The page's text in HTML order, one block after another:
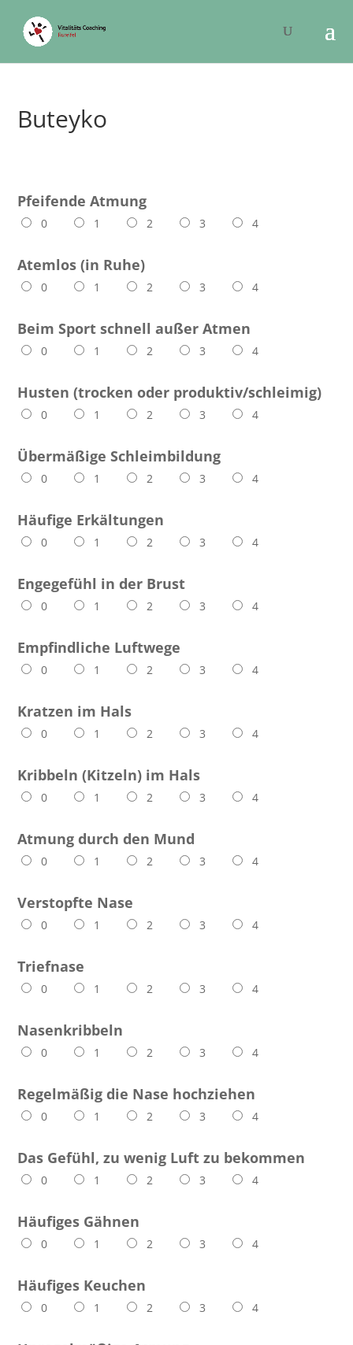
Buteyko
Pfeifende Atmung
0 1 2 3 4
Atemlos (in Ruhe)
0 1 2 3 4
Beim Sport schnell außer Atmen
0 1 2 3 4
Husten (trocken oder produktiv/schleimig)
0 1 2 3 4
Übermäßige Schleimbildung
0 1 2 3 4
Häufige Erkältungen
0 1 2 3 4
Engegefühl in der Brust
0 1 2 3 4
Empfindliche Luftwege
0 1 2 3 4
Kratzen im Hals
0 1 2 3 4
Kribbeln (Kitzeln) im Hals
0 1 2 3 4
Atmung durch den Mund
0 1 2 3 4
Verstopfte Nase
0 1 2 3 4
Triefnase
0 1 2 3 4
Nasenkribbeln
0 1 2 3 4
Regelmäßig die Nase hochziehen
0 1 2 3 4
Das Gefühl, zu wenig Luft zu bekommen
0 1 2 3 4
Häufiges Gähnen
0 1 2 3 4
Häufiges Keuchen
0 1 2 3 4